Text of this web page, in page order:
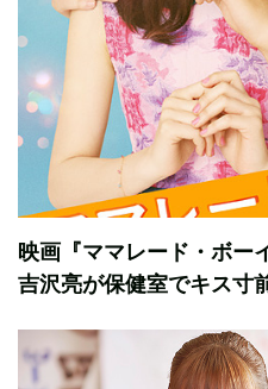
映画『ママレード・ボ
吉沢亮が保健室でキス寸